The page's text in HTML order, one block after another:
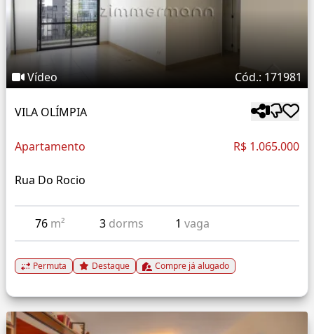
Vídeo Cód.: 171981
VILA OLÍMPIA
Apartamento R$ 1.065.000
Rua Do Rocio
76 m² 3 dorms 1vaga
Permuta Destaque Compre já alugado